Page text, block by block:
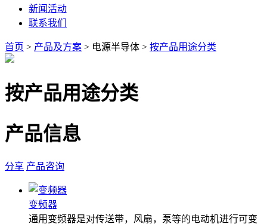
新闻活动
联系我们
首页 > 产品及方案 > 电源半导体 > 按产品用途分类
按产品用途分类
产品信息
分享 产品咨询
变频器
通用变频器是对传送带，风扇，泵等的电动机进行可变